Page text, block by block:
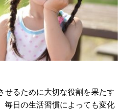
せるために大切な役割を果たす
毎日の生活習慣によっても変化